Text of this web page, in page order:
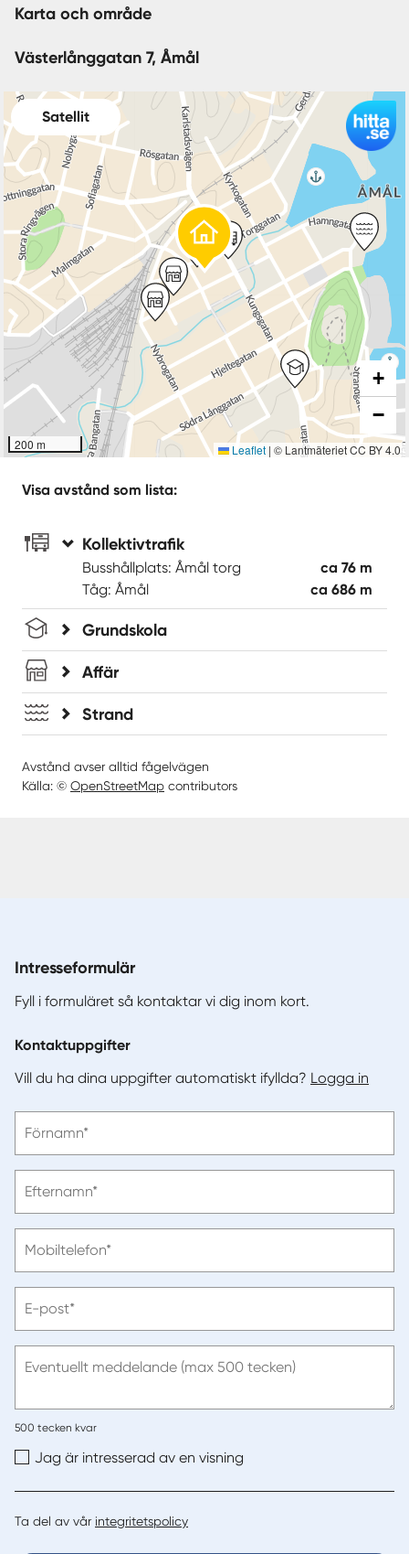
Karta och område
Västerlånggatan 7, Åmål
Satellit
200 m
+
−
Leaflet | © Lantmäteriet CC BY 4.0
Visa avstånd som lista:
Kollektivtrafik
Busshållplats: Åmål torg
ca 76 m
Tåg: Åmål
ca 686 m
Grundskola
Affär
Strand
Avstånd avser alltid fågelvägen
Källa: © OpenStreetMap contributors
Intresseformulär
Fyll i formuläret så kontaktar vi dig inom kort.
Kontaktuppgifter
Vill du ha dina uppgifter automatiskt ifyllda? Logga in
ange
Förnamn*
ange
Efternamn*
ange
Mobiltelefon*
ange
post
E-post*
Eventuellt meddelande (max 500 tecken)
500 tecken kvar
Jag är intresserad av en visning
Ta del av vår integritetspolicy